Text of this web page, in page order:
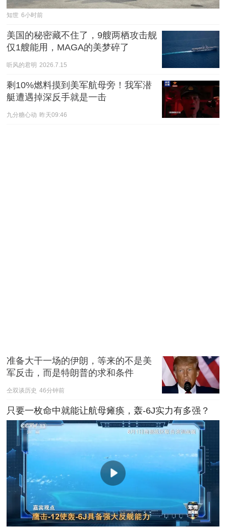
知世 6小时前
美国的秘密藏不住了，9艘两栖攻击舰
仅1艘能用，MAGA的美梦碎了
听风的君明 2026.7.15
剩10%燃料摸到美军航母旁！我军潜
艇遭遇掉深反手就是一击
九分糖心动 昨天09:46
准备大干一场的伊朗，等来的不是美
军反击，而是特朗普的求和条件
仝双谈历史 46分钟前
只要一枚命中就能让航母瘫痪，轰-6J实力有多强？